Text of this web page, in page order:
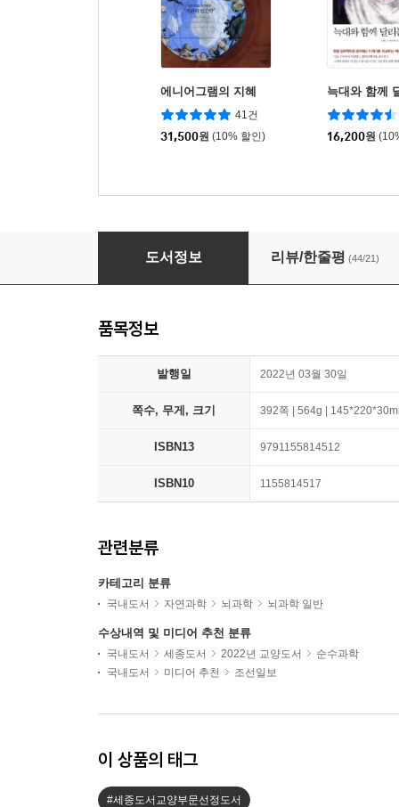
에니어그램의 지혜
41건
31,500원 (10% 할인)
늑대와 함께
16,200원
나를 알고 싶을 때 뇌과학을 공부합니다
도서정보 리뷰/한줄평 (44/21)
품목정보
발행일 2022년 03월 30일
쪽수, 무게, 크기 392쪽 | 564g |
ISBN13 9791155814512
ISBN10 1155814517
관련분류
카테고리 분류
국내도서 자연과학 뇌과학 뇌과학 일반
수상내역 및 미디어 추천 분류
국내도서 세종도서 2022년 교양도서
순수과학
국내도서
미디어 추천 조선일보
이 상품의 태그
#세종도서교양부문선정도서